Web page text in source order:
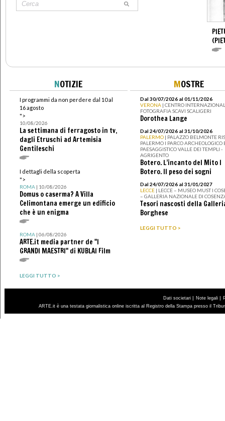
NOTIZIE
I programmi da non perdere dal 10 al
16 agosto
">
10/08/2026
La settimana di ferragosto in tv,
dagli Etruschi ad Artemisia
Gentileschi
I dettagli della scoperta
">
ROMA| 10/08/2026
Domus o caserma? A Villa
Celimontana emerge un edificio
che è un enigma
ROMA| 06/08/2026
ARTE.it media partner de "I
GRANDI MAESTRI" di KUBLAI Film
LEGGI TUTTO >
MOSTRE
Dal 30/07/2026 al 01/11/2026
VERONA | CENTRO
FOTOGRAFIA SCAVI SCALIGERI
Dorothea Lange
Dal 24/07/2026 al 31/10/2026
PALERMO | PALAZZO BELMONTE
PALERMO I PARCO ARCHEOLOGICO
PAESAGGISTICO VALLE DEI TEMPLI -
AGRIGENTO
Botero. L’incanto del Mito I
Botero. Il peso dei sogni
Dal 24/07/2026 al 31/01/2027
LECCE | LECCE – MUSEO MUST I
– GALLERIA NAZIONALE DI
Tesori nascosti della
Borghese
LEGGI TUTTO >
Dati societari | Note legali |
ARTE.it è una testata giornalistica online iscritta al Registro della Stampa presso il